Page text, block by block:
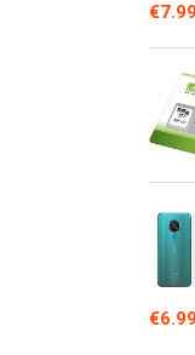
€7.99
€6.99